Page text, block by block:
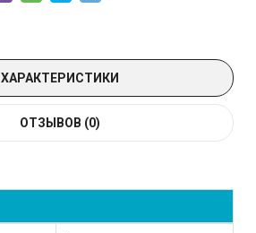
ХАРАКТЕРИСТИКИ
ОТЗЫВОВ (0)